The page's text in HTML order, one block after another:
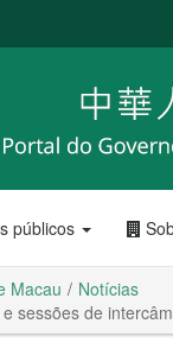
públicos
Macau
Notícias
sessões de